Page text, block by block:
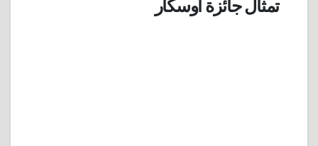
تمثال جائزة أوسكار